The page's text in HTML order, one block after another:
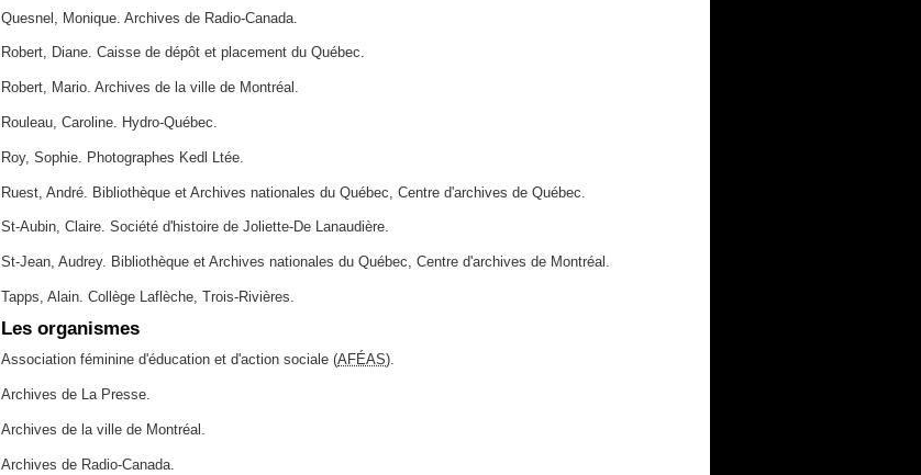
Quesnel, Monique. Archives de Radio-Canada.
Robert, Diane. Caisse de dépôt et placement du Québec.
Robert, Mario. Archives de la ville de Montréal.
Rouleau, Caroline. Hydro-Québec.
Roy, Sophie. Photographes Kedl Ltée.
Ruest, André. Bibliothèque et Archives nationales du Québec, Centre d'archives de Québec.
St-Aubin, Claire. Société d'histoire de Joliette-De Lanaudière.
St-Jean, Audrey. Bibliothèque et Archives nationales du Québec, Centre d'archives de Montréal.
Tapps, Alain. Collège Laflèche, Trois-Rivières.
Les organismes
Association féminine d'éducation et d'action sociale (AFÉAS).
Archives de La Presse.
Archives de la ville de Montréal.
Archives de Radio-Canada.